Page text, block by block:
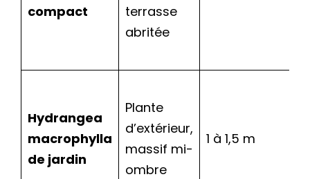
compact
terrasse
abritée
Hydrangea
macrophylla
de jardin
Plante
d’extérieur,
massif mi-
ombre
1 à 1,5 m